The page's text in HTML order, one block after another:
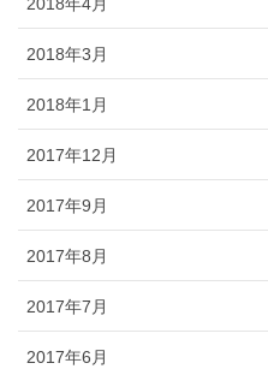
2018年3月
2018年1月
2017年12月
2017年9月
2017年8月
2017年7月
2017年6月